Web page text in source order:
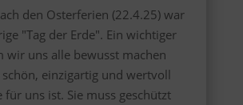
den Osterferien (22.4.25) war
"Tag der Erde". Ein wichtiger
wir uns alle bewusst machen
einzigartig und wertvoll
für uns ist. Sie muss geschützt